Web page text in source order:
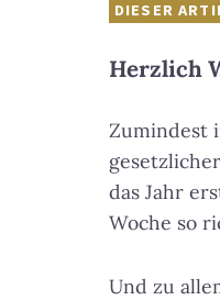
DIESER
Herzlich
Zumindest
das Jahr
Woche so
Und zu